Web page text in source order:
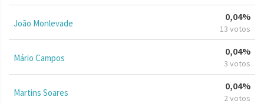
João Monlevade
0,04%
13 votos
Mário Campos
0,04%
3 votos
Martins Soares
0,04%
2 votos